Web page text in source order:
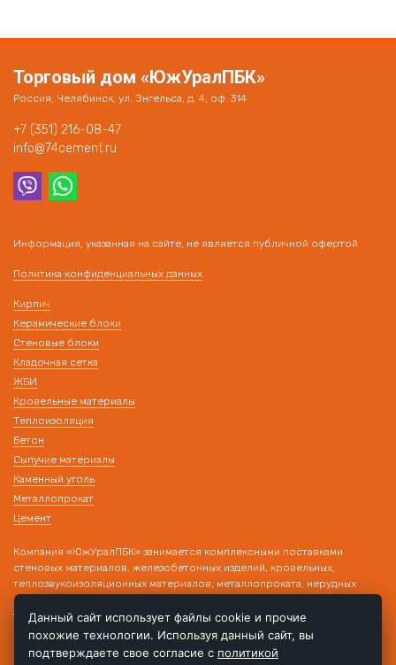
Торговый дом «ЮжУралПБК»
Россия, Челябинск, ул. Энгельса, д. 4, оф. 314
+7 (351) 216-08-47
info@74cement.ru
Информация, указанная на сайте, не является публичной офертой
Политика конфиденциальных данных
Кирпич
Керамические блоки
Стеновые блоки
Кладочная сетка
ЖБИ
Кровельные материалы
Теплоизоляция
Бетон
Сыпучие материалы
Каменный уголь
Металлопрокат
Цемент
Компания «ЮжУралПБК» занимается комплексными поставками
стеновых материалов, железобетонных изделий, кровельных,
теплозвукоизоляционных материалов, металлопроката, нерудных
материалов на строительные объекты. Наличие собственного
транспорта и склада позволяет производить поставку товара в день
обращения!
Данный сайт использует файлы cookie и прочие
похожие технологии. Используя данный сайт, вы
подтверждаете свое согласие с политикой